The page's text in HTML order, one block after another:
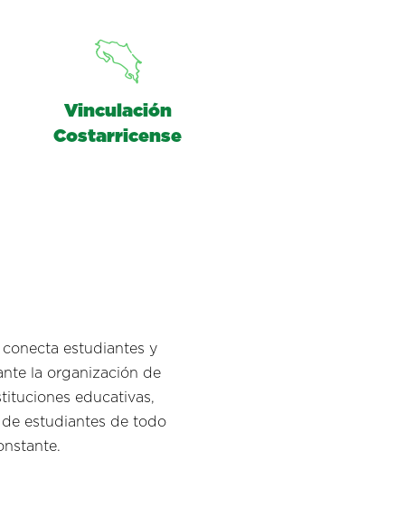
Vinculación
Costarricense
estudiantes y
la organización de
educativas,
estudiantes de todo